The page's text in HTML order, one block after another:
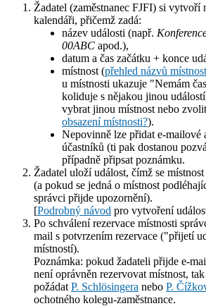
Žadatel (zaměstnanec FJFI) si vytvoří
kalendáři, přičemž zadá:
název události (např.
00ABC apod.),
datum a čas začátku + konce
místnost (přehled názvů
u místnosti ukazuje "Nemám
koliduje s nějakou jinou
vybrat jinou místnost nebo
obsazení místnosti?).
Nepovinně lze přidat e-mailové
účastníků (ti pak dostanou
případně připsat poznámku.
Žadatel uloží událost, čímž se
(a pokud se jedná o místnost
správci přijde upozornění).
[Podrobný návod pro vytvoření
Po schválení rezervace místnosti
mail s potvrzením rezervace ("přijetí
místností).
Poznámka: pokud žadateli přijde e-
není oprávněn rezervovat místnost,
požádat P. Schlösingera nebo P.
ochotného kolegu-zaměstnance.